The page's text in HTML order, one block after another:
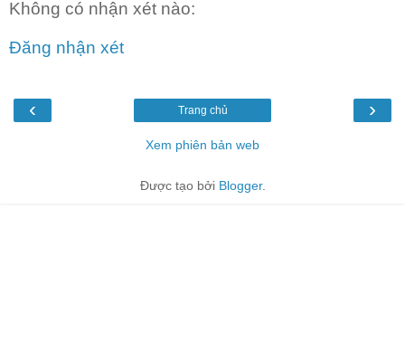
Không có nhận xét nào:
Đăng nhận xét
‹ ›
Trang chủ
Xem phiên bản web
Được tạo bởi Blogger.